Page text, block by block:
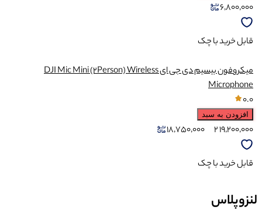
6,800,000
قابل خرید با چک
میکروفون بیسیم دی جی ای DJI Mic Mini (2Person) Wireless
Microphone
0.0
افزودن به سبد
19,200,000
2
18,750,000
قابل خرید با چک
لنزوپلاس